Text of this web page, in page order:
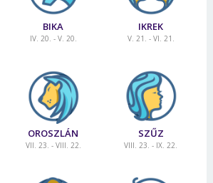
BIKA
IV. 20. - V. 20.
IKREK
V. 21. - VI. 21.
OROSZLÁN
VII. 23. - VIII. 22.
SZŰZ
VIII. 23. - IX. 22.